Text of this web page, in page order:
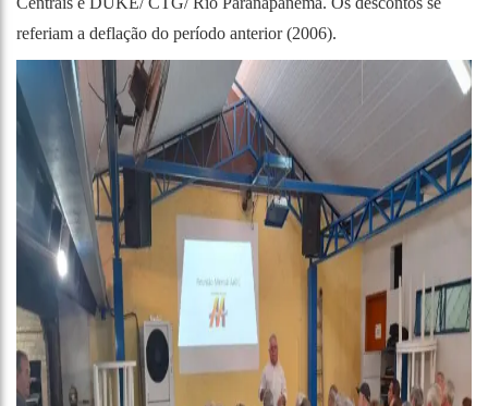
referiam a deflação do período anterior (2006).